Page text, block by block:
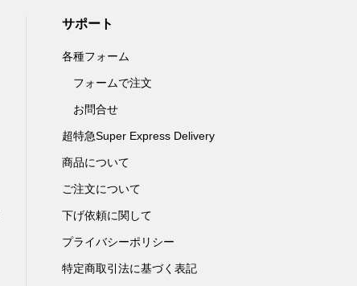
サポート
各種フォーム
フォームで注文
お問合せ
超特急Super Express Delivery
商品について
ご注文について
下げ依頼に関して
プライバシーポリシー
特定商取引法に基づく表記